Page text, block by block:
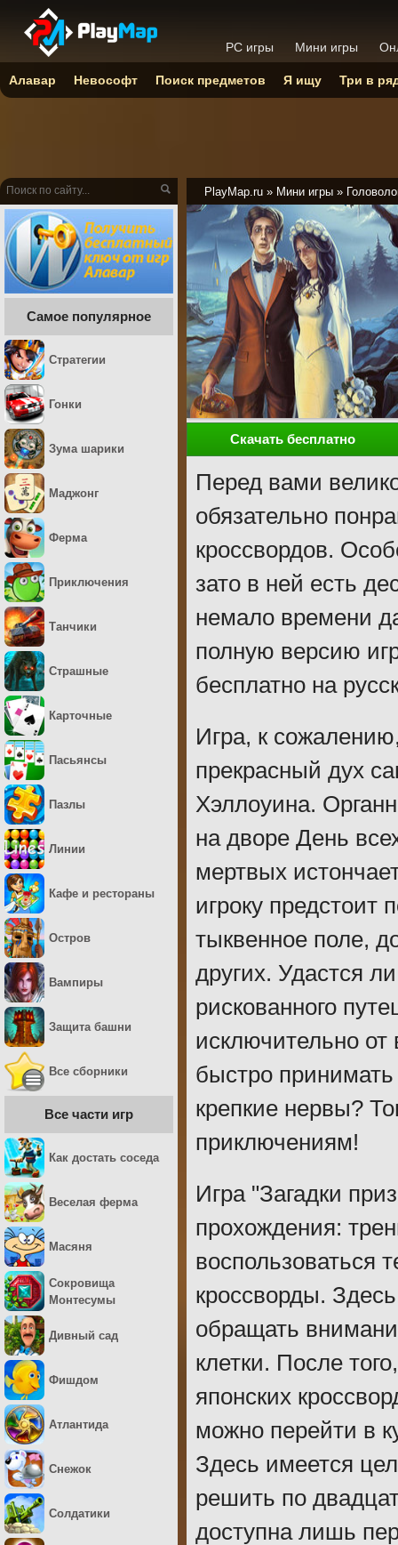
PlayMap.ru » Мини игры »
Скачать бесплатно
Перед вами
обязательно
кроссвордов.
зато в ней есть
немало времени
полную версию
бесплатно на
Игра, к
прекрасный дух
Хэллоуина.
на дворе День
мертвых
игроку предстоит
тыквенное поле,
других. Удастся
рискованного
исключительно
быстро
крепкие нервы?
приключениям!
Игра "Загадки
прохождения:
воспользоваться
кроссворды.
обращать
клетки. После
японских
можно перейти в
Здесь имеется
решить по
доступна лишь
Самое популярное
Стратегии
Гонки
Зума шарики
Маджонг
Ферма
Приключения
Танчики
Страшные
Карточные
Пасьянсы
Пазлы
Линии
Кафе и рестораны
Остров
Вампиры
Защита башни
Все сборники
Все части игр
Как достать соседа
Веселая ферма
Масяня
Сокровища
Монтесумы
Дивный сад
Фишдом
Атлантида
Снежок
Солдатики
PC игры Мини игры
Алавар Невософт Поиск предметов Я ищу Три в